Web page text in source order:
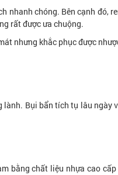
nhanh chóng. Bên cạnh đó,
rất được ưa chuộng.
nhưng khắc phục được
Bụi bẩn tích tụ lâu ngày
bằng chất liệu nhựa cao